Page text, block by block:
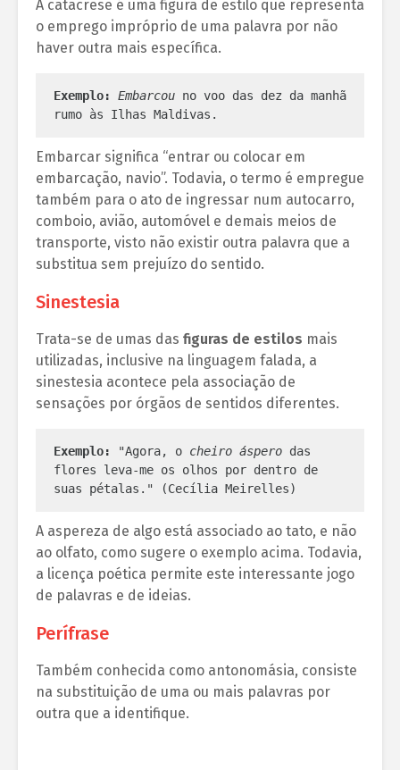
A catacrese é uma figura de estilo que representa
o emprego impróprio de uma palavra por não
haver outra mais específica.
Exemplo: Embarcou no voo das dez da manhã
rumo às Ilhas Maldivas.
Embarcar significa “entrar ou colocar em
embarcação, navio”. Todavia, o termo é empregue
também para o ato de ingressar num autocarro,
comboio, avião, automóvel e demais meios de
transporte, visto não existir outra palavra que a
substitua sem prejuízo do sentido.
Sinestesia
Trata-se de umas das figuras de estilos mais
utilizadas, inclusive na linguagem falada, a
sinestesia acontece pela associação de
sensações por órgãos de sentidos diferentes.
Exemplo: "Agora, o cheiro áspero das
flores leva-me os olhos por dentro de
suas pétalas." (Cecília Meirelles)
A aspereza de algo está associado ao tato, e não
ao olfato, como sugere o exemplo acima. Todavia,
a licença poética permite este interessante jogo
de palavras e de ideias.
Perífrase
Também conhecida como antonomásia, consiste
na substituição de uma ou mais palavras por
outra que a identifique.